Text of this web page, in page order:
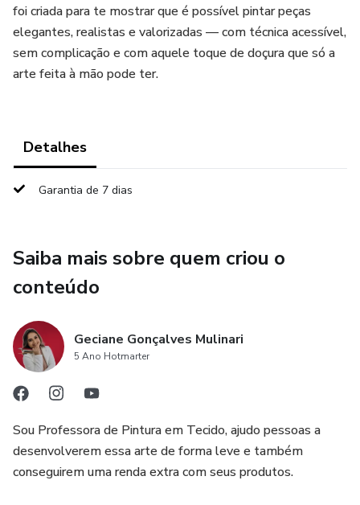
foi criada para te mostrar que é possível pintar peças
elegantes, realistas e valorizadas — com técnica acessível,
sem complicação e com aquele toque de doçura que só a
arte feita à mão pode ter.
Detalhes
Garantia de 7 dias
Saiba mais sobre quem criou o
conteúdo
Geciane Gonçalves Mulinari
5 Ano Hotmarter
Sou Professora de Pintura em Tecido, ajudo pessoas a
desenvolverem essa arte de forma leve e também
conseguirem uma renda extra com seus produtos.